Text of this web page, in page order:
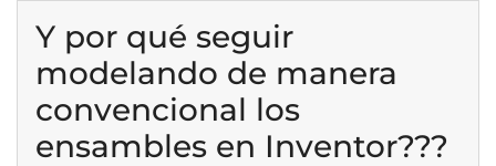
Y por qué seguir
modelando de manera
convencional los
ensambles en Inventor???